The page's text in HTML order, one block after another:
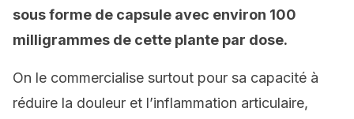
sous forme de capsule avec environ 100
milligrammes de cette plante par dose.
On le commercialise surtout pour sa capacité à
réduire la douleur et l’inflammation articulaire,